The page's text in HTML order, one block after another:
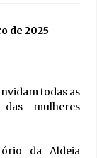
de 2025
todas as
mulheres
da Aldeia